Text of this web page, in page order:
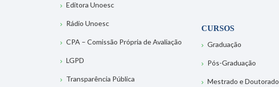
Editora Unoesc
Rádio Unoesc
CPA – Comissão Própria de Avaliação
LGPD
Transparência Pública
CURSOS
Graduação
Pós-Graduação
Mestrado e Doutorado